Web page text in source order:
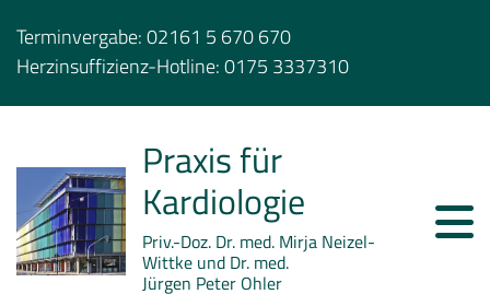
Terminvergabe:02161 5 670 670
Herzinsuffizienz-Hotline:0175 3337310
Praxis für
Kardiologie
Priv.-Doz. Dr. med. Mirja Neizel-
Wittke und Dr. med.
Jürgen Peter Ohler